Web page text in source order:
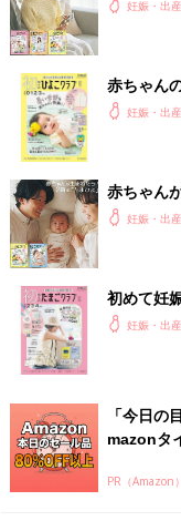
妊娠・出産
赤ちゃん
てのひよ
妊娠・出産
赤ちゃん
ひよ」
妊娠・出産
初めて妊
ったら最
妊娠・出産
「今日の
mazonタ
PR（Amazon）